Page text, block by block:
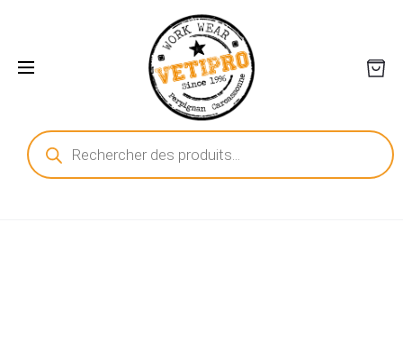
Recherche
de
produits